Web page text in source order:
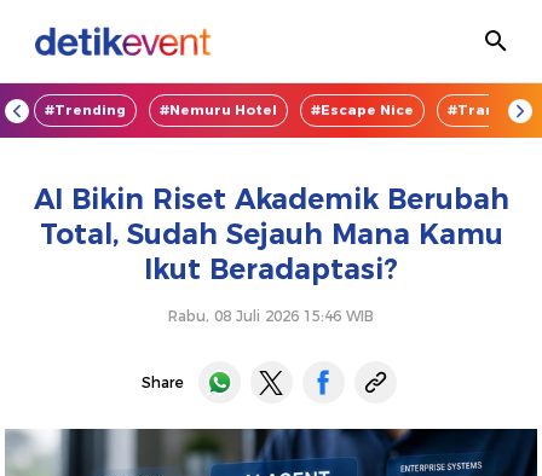
#Trending #Nemuru Hotel #Escape Nice
AI Bikin Riset Akademik Berubah
Total, Sudah Sejauh Mana Kamu
Ikut Beradaptasi?
Rabu, 08 Juli 2026 15:46 WIB
Share